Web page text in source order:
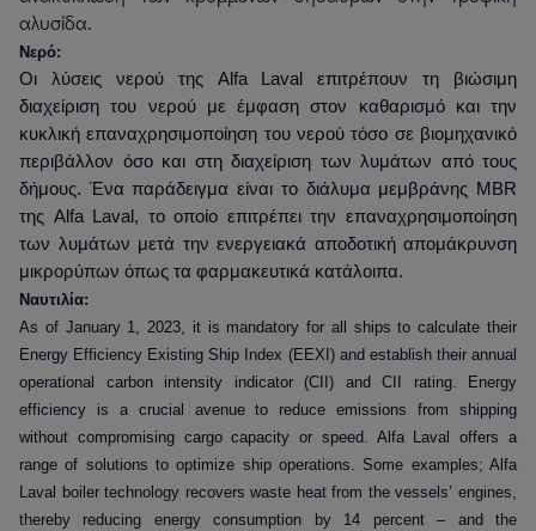
αλυσίδα.
Νερό:
Οι λύσεις νερού της Alfa Laval επιτρέπουν τη βιώσιμη
διαχείριση του νερού με έμφαση στον καθαρισμό και την
κυκλική επαναχρησιμοποίηση του νερού τόσο σε βιομηχανικό
περιβάλλον όσο και στη διαχείριση των λυμάτων από τους
δήμους. Ένα παράδειγμα είναι το διάλυμα μεμβράνης MBR
της Alfa Laval, το οποίο επιτρέπει την επαναχρησιμοποίηση
των λυμάτων μετά την ενεργειακά αποδοτική απομάκρυνση
μικρορύπων όπως τα φαρμακευτικά κατάλοιπα.
Ναυτιλία:
As of January 1, 2023, it is mandatory for all ships to calculate their
Energy Efficiency Existing Ship Index (EEXI) and establish their annual
operational carbon intensity indicator (CII) and CII rating. Energy
efficiency is a crucial avenue to reduce emissions from shipping
without compromising cargo capacity or speed. Alfa Laval offers a
range of solutions to optimize ship operations. Some examples; Alfa
Laval boiler technology recovers waste heat from the vessels’ engines,
thereby reducing energy consumption by 14 percent – and the